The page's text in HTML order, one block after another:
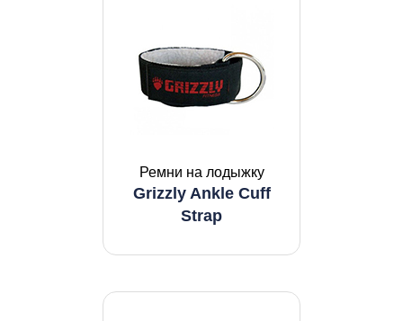
Ремни на лодыжку
Grizzly Ankle Cuff
Strap